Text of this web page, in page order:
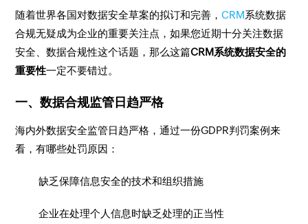
随着世界各国对数据安全草案的拟订和完善，CRM系统数据
合规无疑成为企业的重要关注点，如果您近期十分关注数据
安全、数据合规性这个话题，那么这篇CRM系统数据安全的
重要性一定不要错过。
一、数据合规监管日趋严格
海内外数据安全监管日趋严格，通过一份GDPR判罚案例来
看，有哪些处罚原因：
缺乏保障信息安全的技术和组织措施
企业在处理个人信息时缺乏处理的正当性